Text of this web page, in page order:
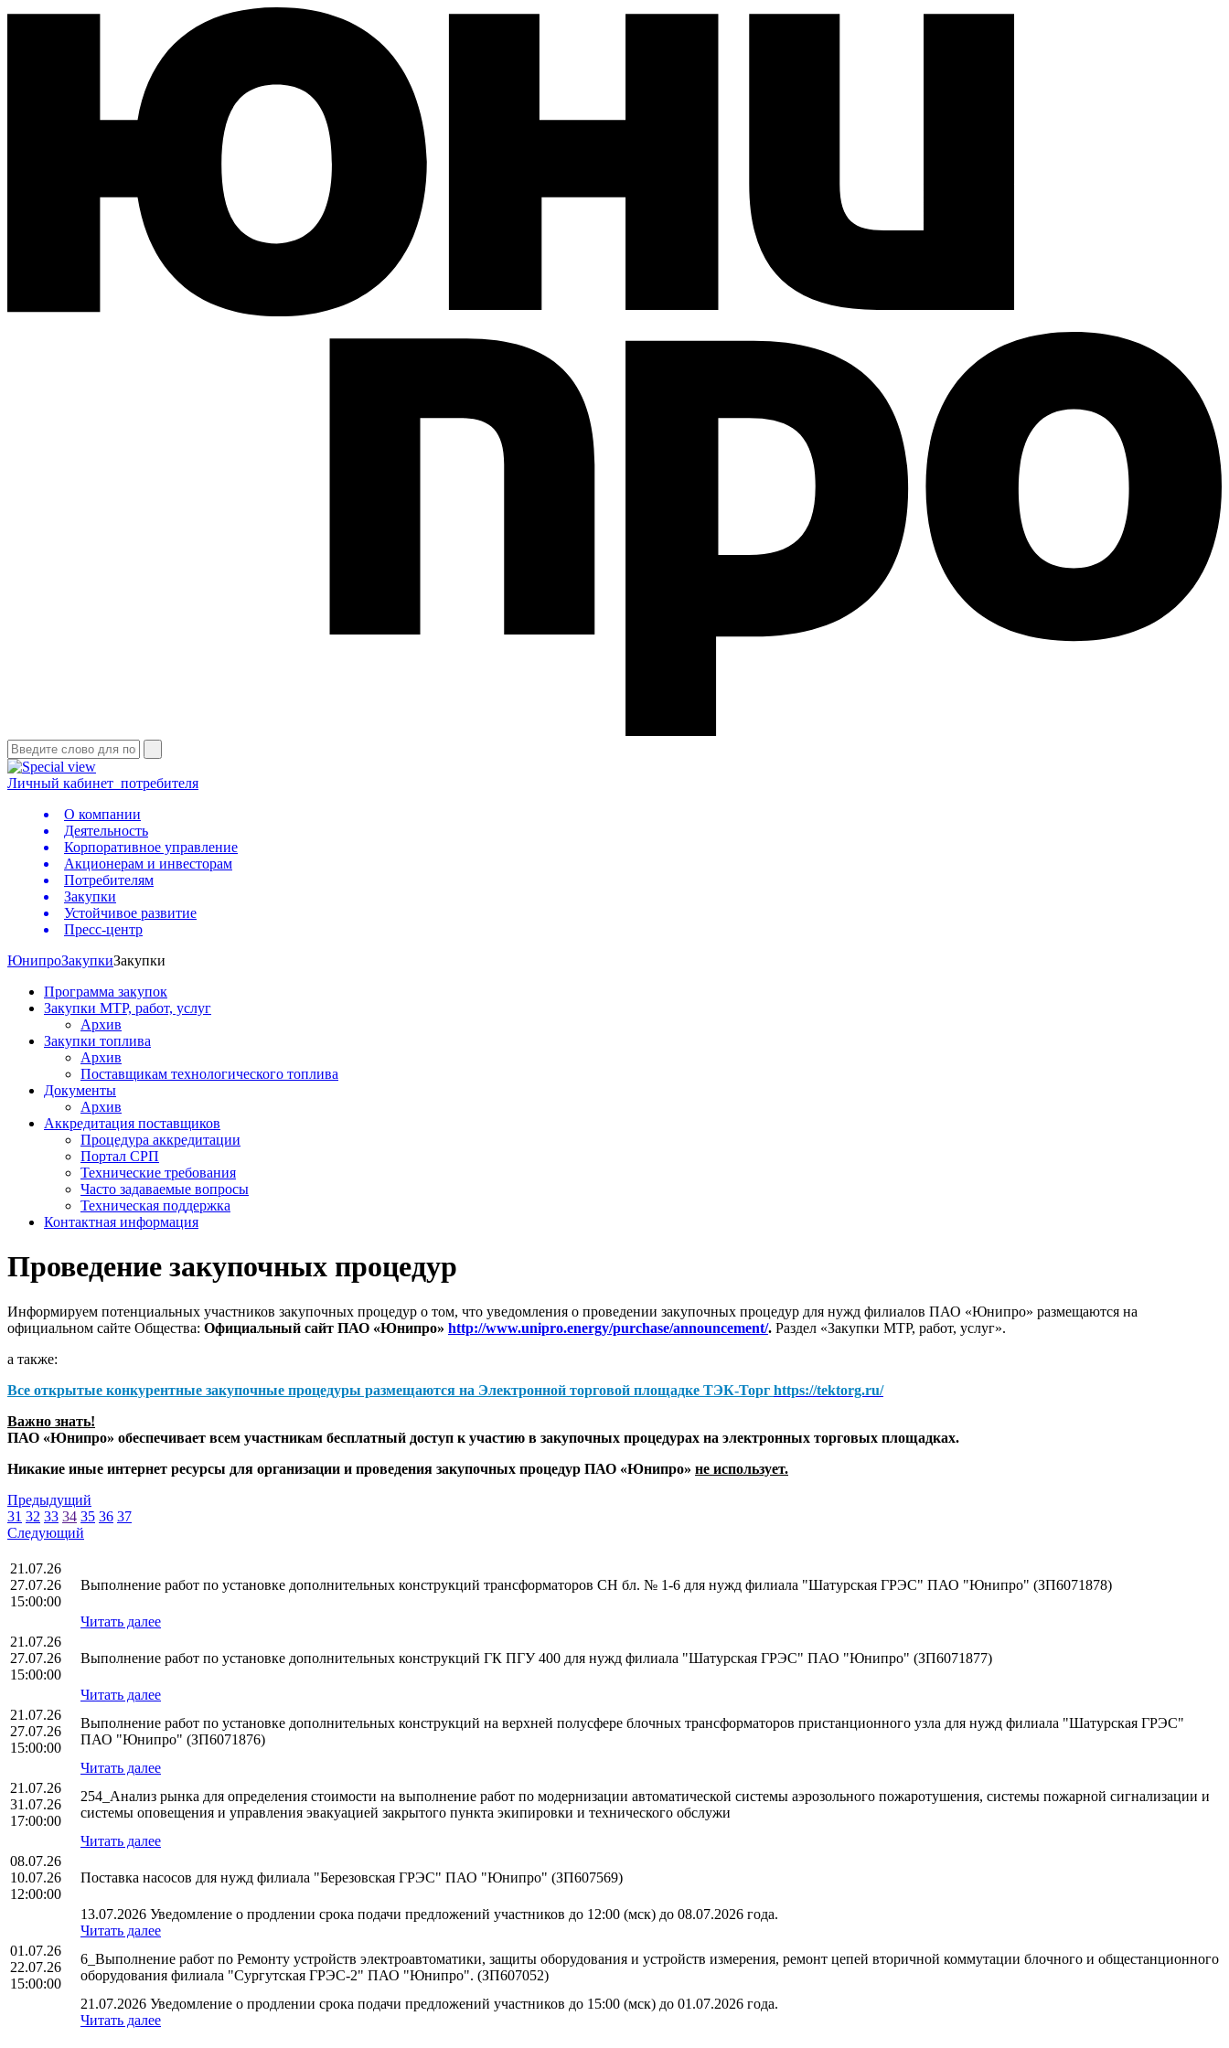
Личный кабинет потребителя
О компании
Деятельность
Корпоративное управление
Акционерам и инвесторам
Потребителям
Закупки
Устойчивое развитие
Пресс-центр
ЮнипроЗакупкиЗакупки
Программа закупок
Закупки МТР, работ, услуг
Архив
Закупки топлива
Архив
Поставщикам технологического топлива
Документы
Архив
Аккредитация поставщиков
Процедура аккредитации
Портал СРП
Технические требования
Часто задаваемые вопросы
Техническая поддержка
Контактная информация
Проведение закупочных процедур
Информируем потенциальных участников закупочных процедур о том, что уведомления о проведении закупочных процедур для нужд филиалов ПАО «Юнипро» размещаются на
официальном сайте Общества: Официальный сайт ПАО «Юнипро» http://www.unipro.energy/purchase/announcement/. Раздел «Закупки МТР, работ, услуг».
а также:
Все открытые конкурентные закупочные процедуры размещаются на Электронной торговой площадке ТЭК-Торг https://tektorg.ru/
Важно знать!
ПАО «Юнипро» обеспечивает всем участникам бесплатный доступ к участию в закупочных процедурах на электронных торговых площадках.
Никакие иные интернет ресурсы для организации и проведения закупочных процедур ПАО «Юнипро» не использует.
Предыдущий
31 32 33 34 35 36 37
Следующий
21.07.26
27.07.26
15:00:00
Выполнение работ по установке дополнительных конструкций трансформаторов СН бл. № 1-6 для нужд филиала "Шатурская ГРЭС" ПАО "Юнипро" (ЗП6071878)
Читать далее
21.07.26
27.07.26
15:00:00
Выполнение работ по установке дополнительных конструкций ГК ПГУ 400 для нужд филиала "Шатурская ГРЭС" ПАО "Юнипро" (ЗП6071877)
Читать далее
21.07.26
27.07.26
15:00:00
Выполнение работ по установке дополнительных конструкций на верхней полусфере блочных трансформаторов пристанционного узла для нужд филиала "Шатурская ГРЭС"
ПАО "Юнипро" (ЗП6071876)
Читать далее
21.07.26
31.07.26
17:00:00
254_Анализ рынка для определения стоимости на выполнение работ по модернизации автоматической системы аэрозольного пожаротушения, системы пожарной сигнализации и
системы оповещения и управления эвакуацией закрытого пункта экипировки и технического обслужи
Читать далее
08.07.26
10.07.26
12:00:00
Поставка насосов для нужд филиала "Березовская ГРЭС" ПАО "Юнипро" (ЗП607569)
13.07.2026 Уведомление о продлении срока подачи предложений участников до 12:00 (мск) до 08.07.2026 года.
Читать далее
01.07.26
22.07.26
15:00:00
6_Выполнение работ по Ремонту устройств электроавтоматики, защиты оборудования и устройств измерения, ремонт цепей вторичной коммутации блочного и общестанционного
оборудования филиала "Сургутская ГРЭС-2" ПАО "Юнипро". (ЗП607052)
21.07.2026 Уведомление о продлении срока подачи предложений участников до 15:00 (мск) до 01.07.2026 года.
Читать далее